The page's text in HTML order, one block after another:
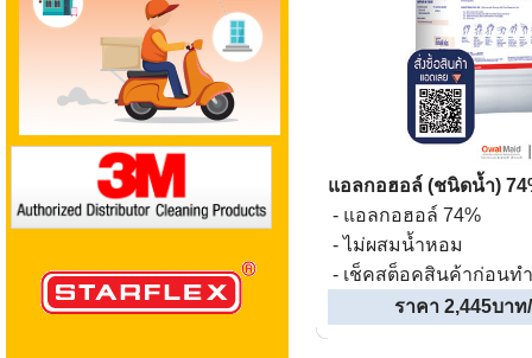
แอลกอฮอล์ (ชนิดน้ำ)
- แอลกอฮอล์ 74%
- ไม่ผสมน้ำหอม
- เช็คสต็อคสินค้าก่อนท
ราคา 2,445บา